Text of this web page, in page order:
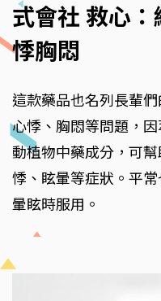
式會社 救心
悸胸悶
這款藥品也名列長輩
心悸、胸悶等問題，
動植物中藥成分，可
悸、眩暈等症狀。平
暈眩時服用。